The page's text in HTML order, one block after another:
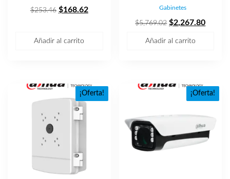
$253.46 El
$168.62El
Añadir al carrito
Gabinetes
$5,769.02 El
$2,267.80El
Añadir al carrito
¡Oferta! ¡Oferta!